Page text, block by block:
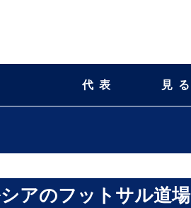
代表 見る
アのフットサル道場